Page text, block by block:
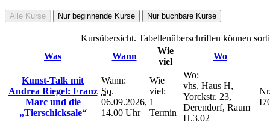
Alle Kurse Nur beginnende Kurse Nur buchbare Kurse
Kursübersicht. Tabellenüberschriften können
Was
Wann
Wie
viel
Wo
Kunst-Talk mit
Andrea Riegel: Franz
Marc und die
„Tierschicksale“
Wann:
So.
06.09.2026,
14.00 Uhr
Wie
viel:
1
Termin
Wo:
vhs, Haus H,
Yorckstr. 23,
Derendorf, Raum
H.3.02